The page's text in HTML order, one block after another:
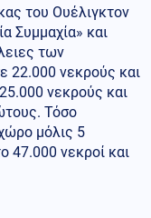
του Ουέλιγκτον
Συμμαχία» και
των
22.000 νεκρούς και
νεκρούς και
Τόσο
μόλις 5
47.000 νεκροί και